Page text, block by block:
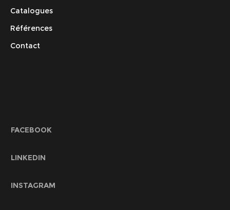
Catalogues
Références
Contact
FACEBOOK
LINKEDIN
INSTAGRAM